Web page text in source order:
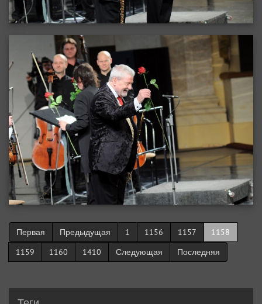
Первая Предыдущая 1 1156 1157
1158
1159
1160 1410 Следующая Последняя